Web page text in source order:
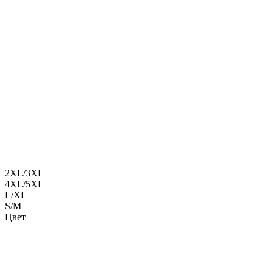
2XL/3XL
4XL/5XL
L/XL
S/M
Цвет